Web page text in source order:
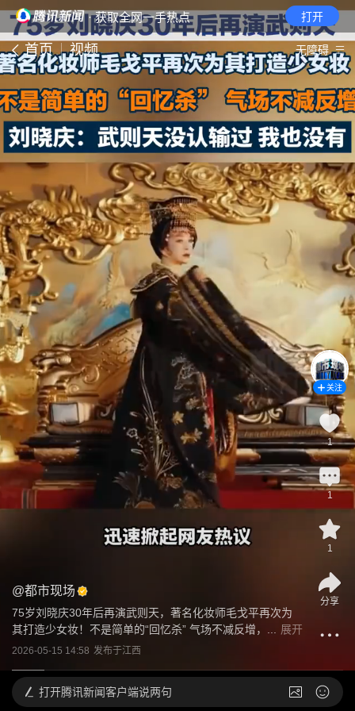
· 获取全网一手热点 打开
首页 视频 无障碍
@都市现场
75岁刘晓庆30年后再演武则天，著名化妆师毛戈平再次为
其打造少女妆！不是简单的“回忆杀” 气场不减反增，...
展开
2026-05-15 14:58 发布于江西
关注
1
1
1
分享
打开腾讯新闻客户端说两句